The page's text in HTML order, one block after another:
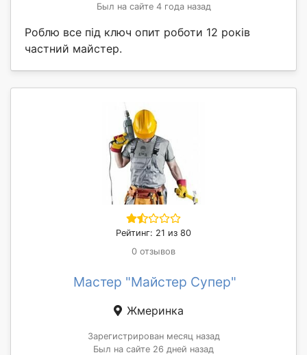
Был на сайте 4 года назад
Роблю все під ключ опит роботи 12 років
частний майстер.
Рейтинг: 21 из 80
0 отзывов
Мастер "Майстер Супер"
Жмеринка
Зарегистрирован месяц назад
Был на сайте 26 дней назад